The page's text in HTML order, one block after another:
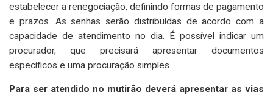
estabelecer a renegociação, definindo formas de pagamento
e prazos. As senhas serão distribuídas de acordo com a
capacidade de atendimento no dia. É possível indicar um
procurador, que precisará apresentar documentos
específicos e uma procuração simples.
Para ser atendido no mutirão deverá apresentar as vias